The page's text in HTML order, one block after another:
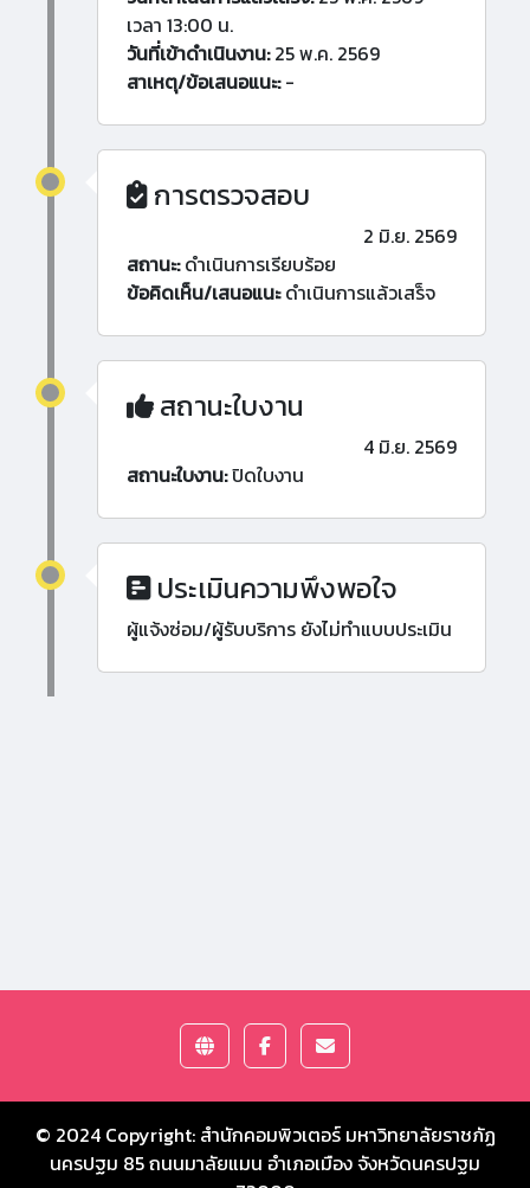
เวลา 13:00 น.
วันที่เข้าดำเนินงาน:25 พ.ค. 2569
สาเหตุ/ข้อเสนอแนะ:-
การตรวจสอบ
2 มิ.ย. 2569
สถานะ:ดำเนินการเรียบร้อย
ข้อคิดเห็น/เสนอแนะดำเนินการแล้วเสร็จ
สถานะใบงาน
4 มิ.ย. 2569
สถานะใบงาน:ปิดใบงาน
ประเมินความพึงพอใจ
ผู้แจ้งซ่อม/ผู้รับบริการ ยังไม่ทำแบบประเมิน
© 2024 Copyright: สำนักคอมพิวเตอร์ มหาวิทยาลัยราชภัฏ
นครปฐม 85 ถนนมาลัยแมน อำเภอเมือง จังหวัดนครปฐม